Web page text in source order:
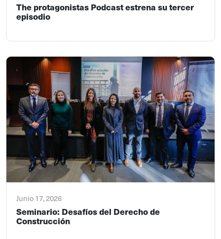
The protagonistas Podcast estrena su tercer
episodio
Junio 17, 2026
Seminario: Desafíos del Derecho de
Construcción